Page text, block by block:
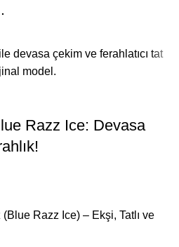
Razz Ice: Devasa
Razz Ice) – Ekşi, Tatlı ve